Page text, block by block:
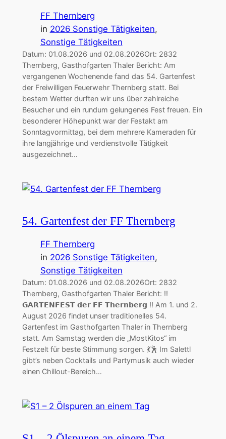
FF Thernberg
in 2026 Sonstige Tätigkeiten
Sonstige Tätigkeiten
Datum: 01.08.2026 und 02.08.2026Ort: 2832
Thernberg, Gasthofgarten Thaler Bericht: Am
vergangenen Wochenende fand das 54. Gartenfest
der Freiwilligen Feuerwehr Thernberg statt. Bei
bestem Wetter durften wir uns über zahlreiche
Besucher und ein rundum gelungenes Fest freuen. Ein
besonderer Höhepunkt war der Festakt am
Sonntagvormittag, bei dem mehrere Kameraden für
ihre langjährige und verdienstvolle Tätigkeit
ausgezeichnet…
54. Gartenfest der FF Thernberg
FF Thernberg
in 2026 Sonstige Tätigkeiten
Sonstige Tätigkeiten
Datum: 01.08.2026 und 02.08.2026Ort: 2832
Thernberg, Gasthofgarten Thaler Bericht: ‼️
𝗚𝗔𝗥𝗧𝗘𝗡𝗙𝗘𝗦𝗧 𝗱𝗲𝗿 𝗙𝗙 𝗧𝗵𝗲𝗿𝗻𝗯𝗲𝗿𝗴 ‼️ Am 1. und 2.
August 2026 findet unser traditionelles 54.
Gartenfest im Gasthofgarten Thaler in Thernberg
statt. Am Samstag werden die „MostKitos“ im
Festzelt für beste Stimmung sorgen. 💃🕺 Im Salettl
gibt’s neben Cocktails und Partymusik auch wieder
einen Chillout-Bereich…